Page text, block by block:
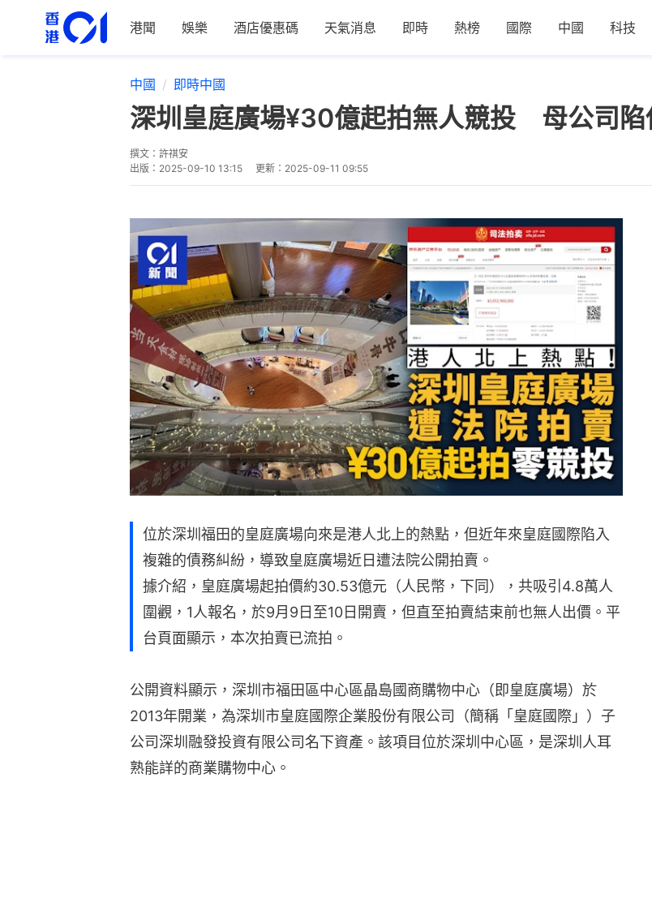
港聞 娛樂 酒店優惠碼 天氣消息 即時 熱榜 國際 中國 科技
中國 即時中國
深圳皇庭廣場¥30億起拍無人競投 母公司陷
撰文： 許祺安
出版： 2025-09-10 13:15 更新： 2025-09-11 09:55
位於深圳福田的皇庭廣場向來是港人北上的熱點，但近年來皇庭國際陷入
複雜的債務糾紛，導致皇庭廣場近日遭法院公開拍賣。
據介紹，皇庭廣場起拍價約30.53億元（人民幣，下同），共吸引4.8萬人
圍觀，1人報名，於9月9日至10日開賣，但直至拍賣結束前也無人出價。平
台頁面顯示，本次拍賣已流拍。
公開資料顯示，深圳市福田區中心區晶島國商購物中心（即皇庭廣場）於
2013年開業，為深圳市皇庭國際企業股份有限公司（簡稱「皇庭國際」）子
公司深圳融發投資有限公司名下資產。該項目位於深圳中心區，是深圳人耳
熟能詳的商業購物中心。